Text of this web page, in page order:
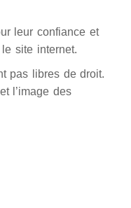
leur confiance et
site internet.
pas libres de droit.
l’image des